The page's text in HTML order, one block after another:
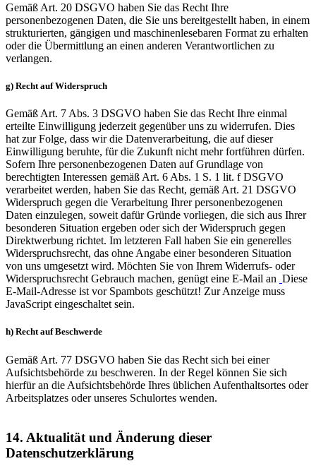
Gemäß Art. 20 DSGVO haben Sie das Recht Ihre
personenbezogenen Daten, die Sie uns bereitgestellt haben, in einem
strukturierten, gängigen und maschinenlesebaren Format zu erhalten
oder die Übermittlung an einen anderen Verantwortlichen zu
verlangen.
g) Recht auf Widerspruch
Gemäß Art. 7 Abs. 3 DSGVO haben Sie das Recht Ihre einmal
erteilte Einwilligung jederzeit gegenüber uns zu widerrufen. Dies
hat zur Folge, dass wir die Datenverarbeitung, die auf dieser
Einwilligung beruhte, für die Zukunft nicht mehr fortführen dürfen.
Sofern Ihre personenbezogenen Daten auf Grundlage von
berechtigten Interessen gemäß Art. 6 Abs. 1 S. 1 lit. f DSGVO
verarbeitet werden, haben Sie das Recht, gemäß Art. 21 DSGVO
Widerspruch gegen die Verarbeitung Ihrer personenbezogenen
Daten einzulegen, soweit dafür Gründe vorliegen, die sich aus Ihrer
besonderen Situation ergeben oder sich der Widerspruch gegen
Direktwerbung richtet. Im letzteren Fall haben Sie ein generelles
Widerspruchsrecht, das ohne Angabe einer besonderen Situation
von uns umgesetzt wird. Möchten Sie von Ihrem Widerrufs- oder
Widerspruchsrecht Gebrauch machen, genügt eine E-Mail an Diese
E-Mail-Adresse ist vor Spambots geschützt! Zur Anzeige muss
JavaScript eingeschaltet sein.
h) Recht auf Beschwerde
Gemäß Art. 77 DSGVO haben Sie das Recht sich bei einer
Aufsichtsbehörde zu beschweren. In der Regel können Sie sich
hierfür an die Aufsichtsbehörde Ihres üblichen Aufenthaltsortes oder
Arbeitsplatzes oder unseres Schulortes wenden.
14. Aktualität und Änderung dieser
Datenschutzerklärung